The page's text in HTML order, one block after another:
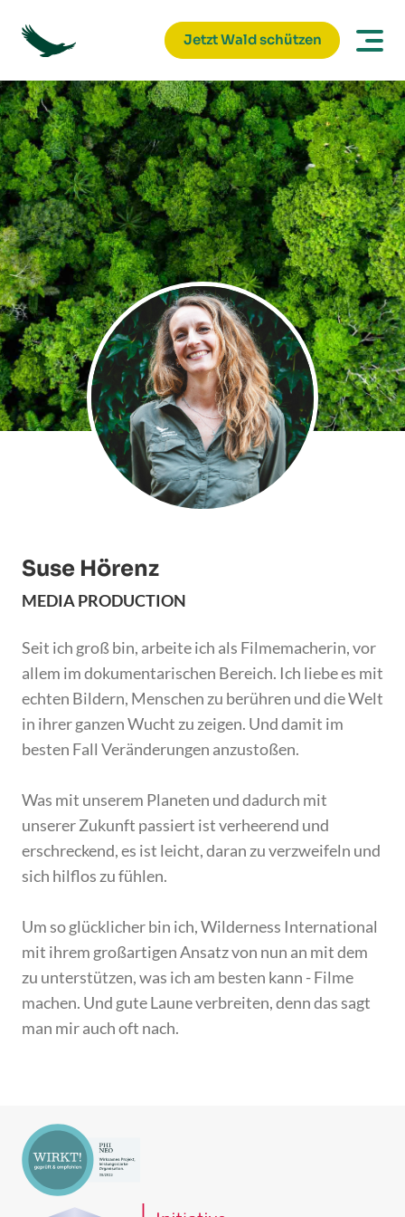
Jetzt Wald schützen
Suse Hörenz
MEDIA PRODUCTION
Seit ich groß bin, arbeite ich als Filmemacherin, vor
allem im dokumentarischen Bereich. Ich liebe es mit
echten Bildern, Menschen zu berühren und die Welt
in ihrer ganzen Wucht zu zeigen. Und damit im
besten Fall Veränderungen anzustoßen.
Was mit unserem Planeten und dadurch mit
unserer Zukunft passiert ist verheerend und
erschreckend, es ist leicht, daran zu verzweifeln und
sich hilflos zu fühlen.
Um so glücklicher bin ich, Wilderness International
mit ihrem großartigen Ansatz von nun an mit dem
zu unterstützen, was ich am besten kann - Filme
machen. Und gute Laune verbreiten, denn das sagt
man mir auch oft nach.